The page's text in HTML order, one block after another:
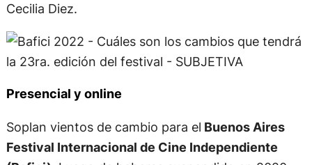
Cecilia Diez.
Presencial y online
Soplan vientos de cambio para el Buenos Aires
Festival Internacional de Cine Independiente